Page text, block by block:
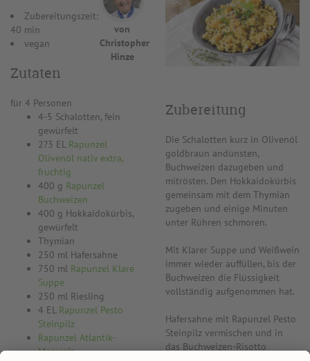
von
Christopher
Hinze
Zubereitungszeit:
40 min
vegan
Zutaten
für 4 Personen
4-5 Schalotten, fein
gewürfelt
2?3 EL Rapunzel
Olivenöl nativ extra,
fruchtig
400 g Rapunzel
Buchweizen
400 g Hokkaidokürbis,
gewürfelt
Thymian
250 ml Hafersahne
750 ml Rapunzel Klare
Suppe
250 ml Riesling
4 EL Rapunzel Pesto
Steinpilz
Rapunzel Atlantik-
Meersalz
Zubereitung
Die Schalotten kurz in Olivenöl
goldbraun andünsten,
Buchweizen dazugeben und
mitrösten. Den Hokkaidokürbis
gemeinsam mit dem Thymian
zugeben und einige Minuten
unter Rühren schmoren.
Mit Klarer Suppe und Weißwein
immer wieder auffüllen, bis der
Buchweizen die Flüssigkeit
vollständig aufgenommen hat.
Hafersahne mit Rapunzel Pesto
Steinpilz vermischen und in
das Buchweizen-Risotto